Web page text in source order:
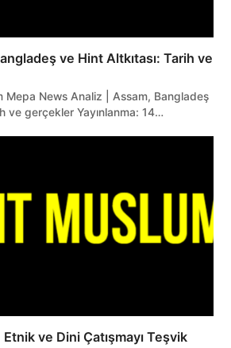
ve Hint Altkıtası: Tarih ve
Mepa News Analiz | Assam, Bangladeş
ve gerçekler Yayınlanma: 14…
ve Dini Çatışmayı Teşvik